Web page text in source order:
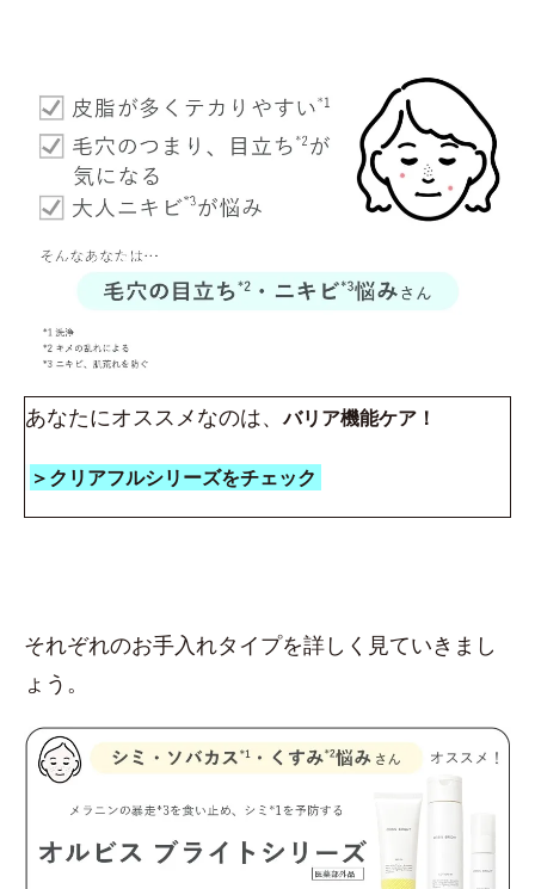
あなたにオススメなのは、バリア機能ケア！
＞クリアフルシリーズをチェック
それぞれのお手入れタイプを詳しく見ていきまし
ょう。